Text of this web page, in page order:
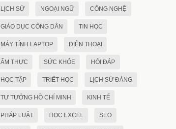
LỊCH SỬ NGOẠI NGỮ CÔNG NGHỆ
GIÁO DỤC CÔNG DÂN TIN HỌC
MÁY TÍNH LAPTOP ĐIỆN THOẠI
ẨM THỰC SỨC KHỎE HỎI ĐÁP
HỌC TẬP TRIẾT HỌC LỊCH SỬ ĐẢNG
TƯ TƯỞNG HỒ CHÍ MINH KINH TẾ
PHÁP LUẬT HỌC EXCEL SEO